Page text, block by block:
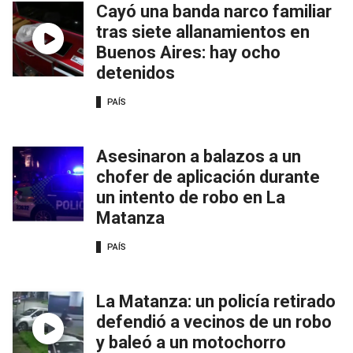
Cayó una banda narco familiar
tras siete allanamientos en
Buenos Aires: hay ocho
detenidos
PAÍS
Asesinaron a balazos a un
chofer de aplicación durante
un intento de robo en La
Matanza
PAÍS
La Matanza: un policía retirado
defendió a vecinos de un robo
y baleó a un motochorro